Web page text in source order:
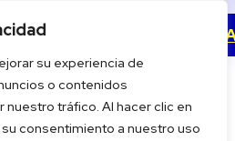
su experiencia de
o contenidos
nuestro tráfico. Al hacer clic en
consentimiento a nuestro uso
Descargar la